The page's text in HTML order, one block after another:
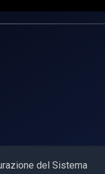
del Sistema